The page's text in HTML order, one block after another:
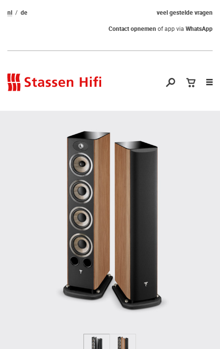
veel gestelde vragen
nl
de
Contact opnemenof app via WhatsApp